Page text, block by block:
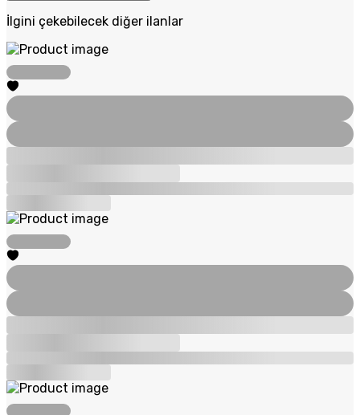
İlgini çekebilecek diğer ilanlar